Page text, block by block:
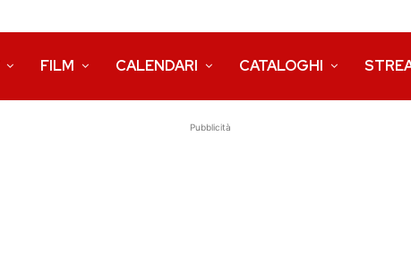
FILM CALENDARI CATALOGHI
Pubblicità